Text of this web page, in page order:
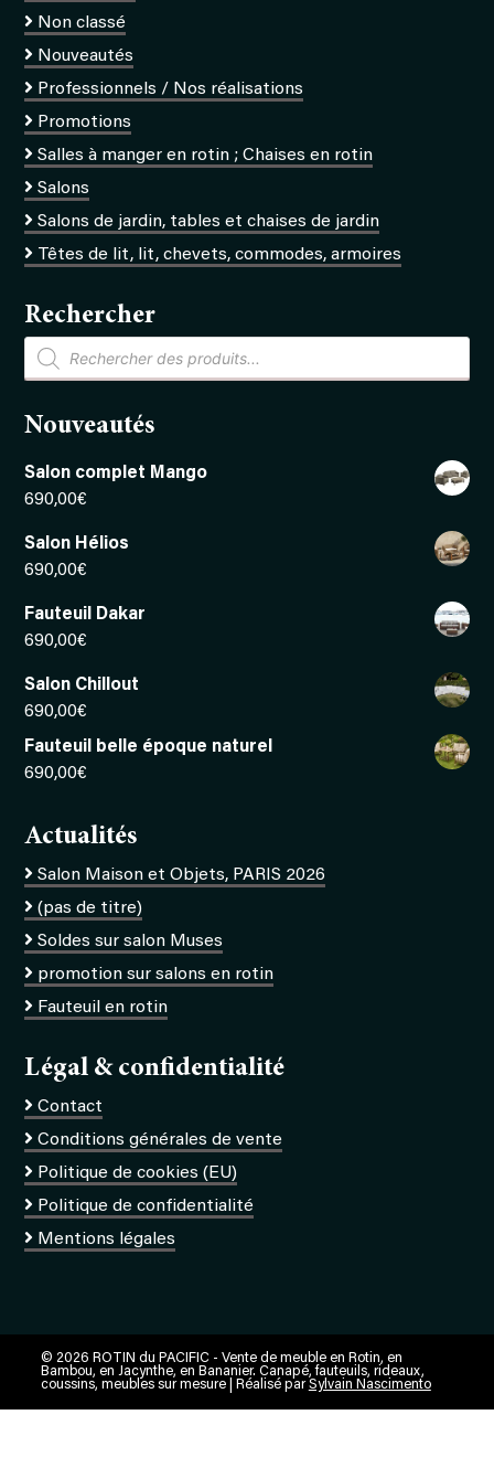
Non classé
Nouveautés
Professionnels / Nos réalisations
Promotions
Salles à manger en rotin ; Chaises en rotin
Salons
Salons de jardin, tables et chaises de jardin
Têtes de lit, lit, chevets, commodes, armoires
Rechercher
Recherche
de
produits
Nouveautés
Salon complet Mango
690,00€
Salon Hélios
690,00€
Fauteuil Dakar
690,00€
Salon Chillout
690,00€
Fauteuil belle époque naturel
690,00€
Actualités
Salon Maison et Objets, PARIS 2026
(pas de titre)
Soldes sur salon Muses
promotion sur salons en rotin
Fauteuil en rotin
Légal & confidentialité
Contact
Conditions générales de vente
Politique de cookies (EU)
Politique de confidentialité
Mentions légales
© 2026 ROTIN du PACIFIC - Vente de meuble en Rotin, en
Bambou, en Jacynthe, en Bananier. Canapé, fauteuils, rideaux,
coussins, meubles sur mesure | Réalisé parSylvain Nascimento